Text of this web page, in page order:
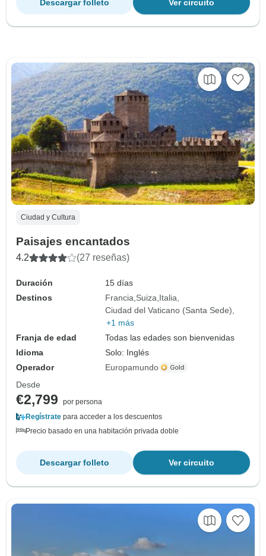
Ver circuito
Descargar folleto
Ciudad y Cultura
Paisajes encantados
4.2 (27 reseñas)
Duración
15 días
Destinos
Francia Suiza Italia
Ciudad del Vaticano (Santa Sede)
+1 más
Franja de edad
Todas las edades son bienvenidas
Idioma
Solo: Inglés
Operador
Europamundo
Desde
€2,799
por persona
Regístrate para acceder a los descuentos
Precio basado en una habitación privada doble
Ver circuito
Descargar folleto